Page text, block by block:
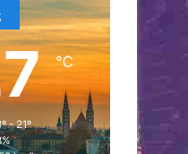
℃
- 21º